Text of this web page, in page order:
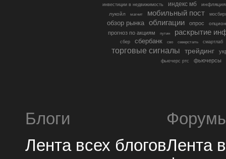
инвестиции в недвижимость индекс мб
инфляция
лукойл
магнит мобильный пост
обзор рынка облигации опрос
прогноз по акциям путин раскрытие
сбер сбербанк сво северсталь смартлаб
торговые сигналы трейдинг
фьючерс ртс фьючерсы
Блоги
Лента всех блоговЛента